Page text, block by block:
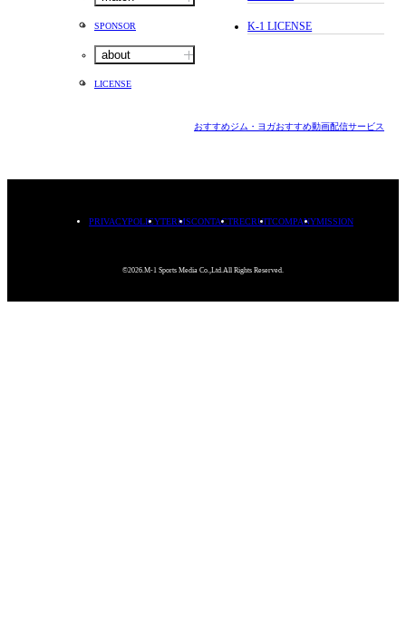
SPONSOR
about
LICENSE
K-1 LICENSE
おすすめジム・ヨガおすすめ動画配信サービス
PRIVACYPOLICYTERMSCONTACTRECRUITCOMPANYMISSION
©2026.M-1 Sports Media Co.,Ltd.All Rights Reserved.